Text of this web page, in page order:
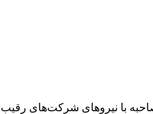
با نیرو‌های شرکت‌های